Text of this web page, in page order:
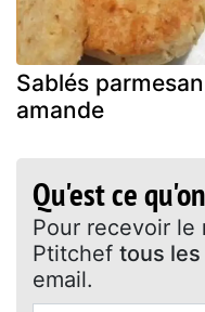
Sablés parmesan
amande
Qu'est ce
Pour recevoir le
Ptitchef tous
email.